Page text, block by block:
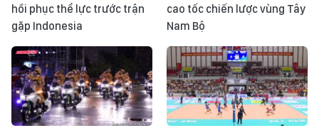
hồi phục thể lực trước trận
gặp Indonesia
cao tốc chiến lược vùng Tây
Nam Bộ